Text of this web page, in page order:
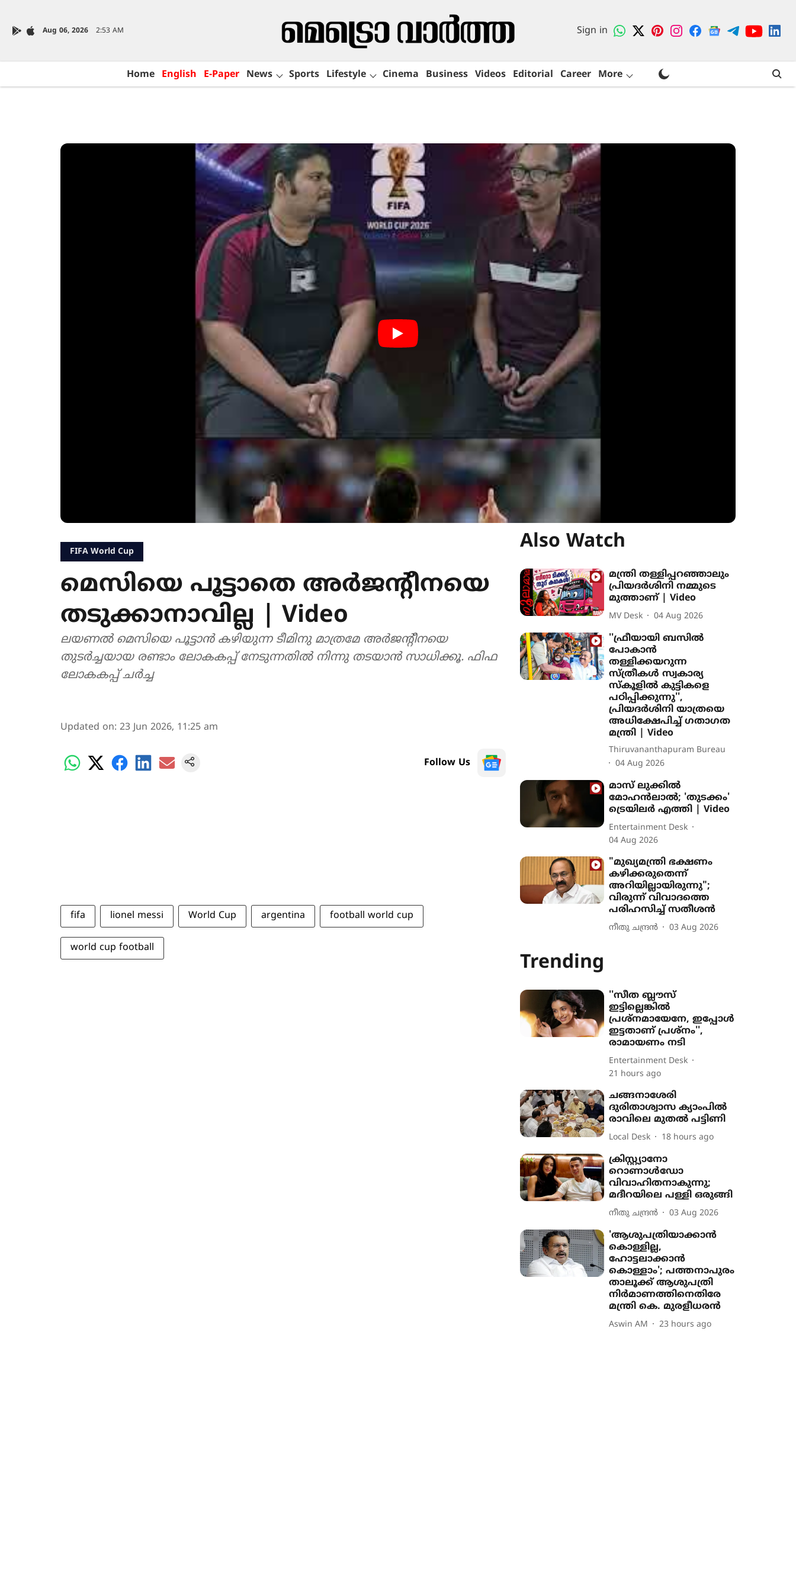
Aug 06, 2026 2:53 AM Sign in
Home English E-Paper News Sports Lifestyle Cinema Business Videos Editorial Career More
FIFA World Cup
മെസിയെ പൂട്ടാതെ അർജന്‍റീനയെ
തടുക്കാനാവില്ല | Video
ലയണൽ മെസിയെ പൂട്ടാൻ കഴിയുന്ന ടീമിനു മാത്രമേ അർജന്‍റീനയെ
തുടർച്ചയായ രണ്ടാം ലോകകപ്പ് നേടുന്നതിൽ നിന്നു തടയാൻ സാധിക്കൂ. ഫിഫ
ലോകകപ്പ് ചർച്ച
Updated on: 23 Jun 2026, 11:25 am
Follow Us
fifa lionel messi World Cup argentina football world cup
world cup football
Also Watch
മന്ത്രി തള്ളിപ്പറഞ്ഞാലും
പ്രിയദർശിനി നമ്മുടെ
മുത്താണ് | Video
MV Desk 04 Aug 2026
''ഫ്രീയായി ബസിൽ
പോകാൻ
തള്ളിക്കയറുന്ന
സ്ത്രീകൾ സ്വകാര്യ
സ്കൂളിൽ കുട്ടികളെ
പഠിപ്പിക്കുന്നു'',
പ്രിയദർശിനി യാത്രയെ
അധിക്ഷേപിച്ച് ഗതാഗത
മന്ത്രി | Video
Thiruvananthapuram Bureau
04 Aug 2026
മാസ് ലുക്കിൽ
മോഹൻലാൽ; 'തുടക്കം'
ട്രെയിലർ എത്തി | Video
Entertainment Desk
04 Aug 2026
"മുഖ്യമന്ത്രി ഭക്ഷണം
കഴിക്കരുതെന്ന്
അറിയില്ലായിരുന്നു";
വിരുന്ന് വിവാദത്തെ
പരിഹസിച്ച് സതീശൻ
നീതു ചന്ദ്രൻ 03 Aug 2026
Trending
''സീത ബ്ലൗസ്
ഇട്ടില്ലെങ്കിൽ
പ്രശ്നമായേനേ, ഇപ്പോൾ
ഇട്ടതാണ് പ്രശ്നം'',
രാമായണം നടി
Entertainment Desk
21 hours ago
ചങ്ങനാശേരി
ദുരിതാശ്വാസ ക്യാംപിൽ
രാവിലെ മുതൽ പട്ടിണി
Local Desk 18 hours ago
ക്രിസ്റ്റ്യാനോ
റൊണാൾഡോ
വിവാഹിതനാകുന്നു;
മദീറയിലെ പള്ളി ഒരുങ്ങി
നീതു ചന്ദ്രൻ 03 Aug 2026
'ആശുപത്രിയാക്കാൻ
കൊള്ളില്ല,
ഹോട്ടലാക്കാൻ
കൊള്ളാം'; പത്തനാപുരം
താലൂക്ക് ആശുപത്രി
നിർമാണത്തിനെതിരേ
മന്ത്രി കെ. മുരളീധരൻ
Aswin AM 23 hours ago